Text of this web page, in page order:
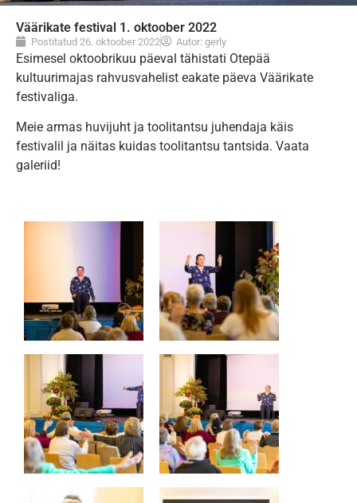
Väärikate festival 1. oktoober 2022
Postitatud 26. oktoober 2022 Autor: gerly
Esimesel oktoobrikuu päeval tähistati Otepää
kultuurimajas rahvusvahelist eakate päeva Väärikate
festivaliga.
Meie armas huvijuht ja toolitantsu juhendaja käis
festivalil ja näitas kuidas toolitantsu tantsida. Vaata
galeriid!